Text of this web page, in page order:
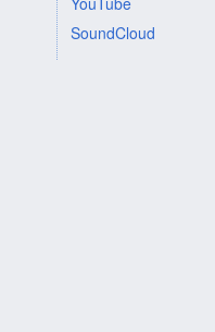
SoundCloud